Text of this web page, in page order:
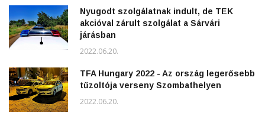
Nyugodt szolgálatnak indult, de TEK
akcióval zárult szolgálat a Sárvári
járásban
2022.06.20.
TFA Hungary 2022 - Az ország legerősebb
tűzoltója verseny Szombathelyen
2022.06.20.